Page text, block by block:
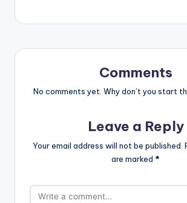
Comments
No comments yet. Why don’t you start
Leave a Reply
Your email address will not be published.
are marked *